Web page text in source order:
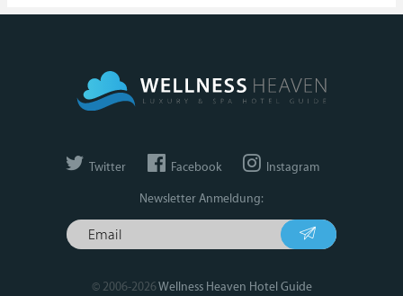
Twitter Facebook Instagram
Newsletter Anmeldung:
© 2006-2026Wellness Heaven Hotel Guide